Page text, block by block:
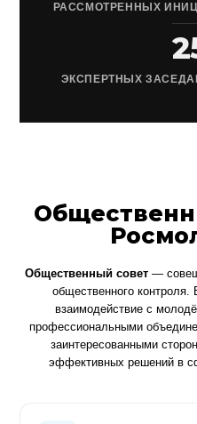
РАССМОТРЕННЫХ
ЭКСПЕРТНЫХ
Общественный совет—
общественного
взаимодействие с
профессиональными
заинтересованными
эффективных решений в